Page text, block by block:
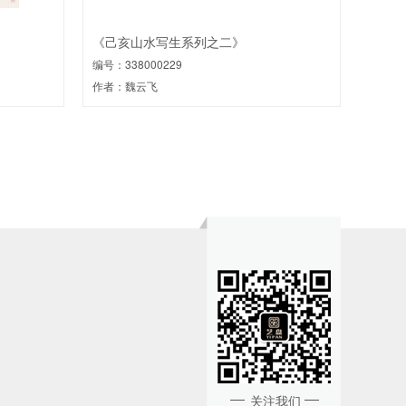
《己亥山水写生系列之二》
编号：338000229
作者：魏云飞
关注我们